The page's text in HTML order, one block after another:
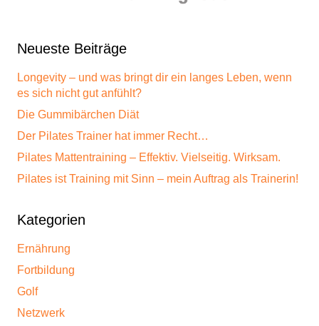
Neueste Beiträge
Longevity – und was bringt dir ein langes Leben, wenn
es sich nicht gut anfühlt?
Die Gummibärchen Diät
Der Pilates Trainer hat immer Recht…
Pilates Mattentraining – Effektiv. Vielseitig. Wirksam.
Pilates ist Training mit Sinn – mein Auftrag als Trainerin!
Kategorien
Ernährung
Fortbildung
Golf
Netzwerk